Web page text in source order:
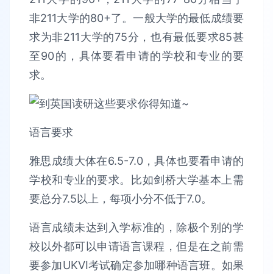
非211大学的80+了。一般大学的最低成绩要
求为非211大学的75分，也有最低要求85甚
至90的，具体要看申请的学校和专业的要
求。
语言要求
雅思成绩大体在6.5-7.0，具体也要看申请的
学校和专业的要求。比如剑桥大学基本上需
要总分7.5以上，每项小分不低于7.0。
语言成绩未达到入学标准的，除极个别的学
校以外都可以申请语言课程，但是在之前需
要参加UKVI考试确定参加哪种语言班。如果